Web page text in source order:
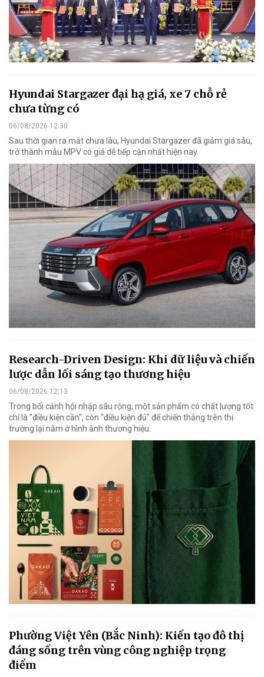
Hyundai Stargazer đại hạ giá, xe 7 chỗ rẻ
chưa từng có
06/08/2026 12:30
Sau thời gian ra mắt chưa lâu, Hyundai Stargazer đã giảm giá sâu,
trở thành mẫu MPV có giá dễ tiếp cận nhất hiện nay.
Research-Driven Design: Khi dữ liệu và chiến
lược dẫn lối sáng tạo thương hiệu
06/08/2026 12:13
Trong bối cảnh hội nhập sâu rộng, một sản phẩm có chất lượng tốt
chỉ là "điều kiện cần", còn "điều kiện đủ" để chiến thắng trên thị
trường lại nằm ở hình ảnh thương hiệu.
Phường Việt Yên (Bắc Ninh): Kiến tạo đô thị
đáng sống trên vùng công nghiệp trọng
điểm